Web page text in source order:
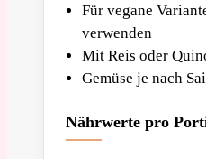
Für vegane
verwenden
Mit Reis oder
Gemüse je nach
Nährwerte pro